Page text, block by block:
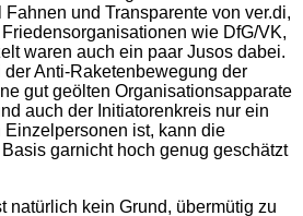
und Transparente von ver.di,
wie DfG/VK,
waren auch ein paar Jusos dabei.
Anti-Raketenbewegung der
gut geölten Organisationsapparate
auch der Initiatorenkreis nur ein
ist, kann die
garnicht hoch genug geschätzt
natürlich kein Grund, übermütig zu